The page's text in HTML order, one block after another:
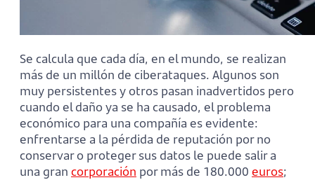
Se calcula que cada día, en el mundo, se realizan
más de un millón de ciberataques. Algunos son
muy persistentes y otros pasan inadvertidos pero
cuando el daño ya se ha causado, el problema
económico para una compañía es evidente:
enfrentarse a la pérdida de reputación por no
conservar o proteger sus datos le puede salir a
una gran corporación por más de 180.000 euros;